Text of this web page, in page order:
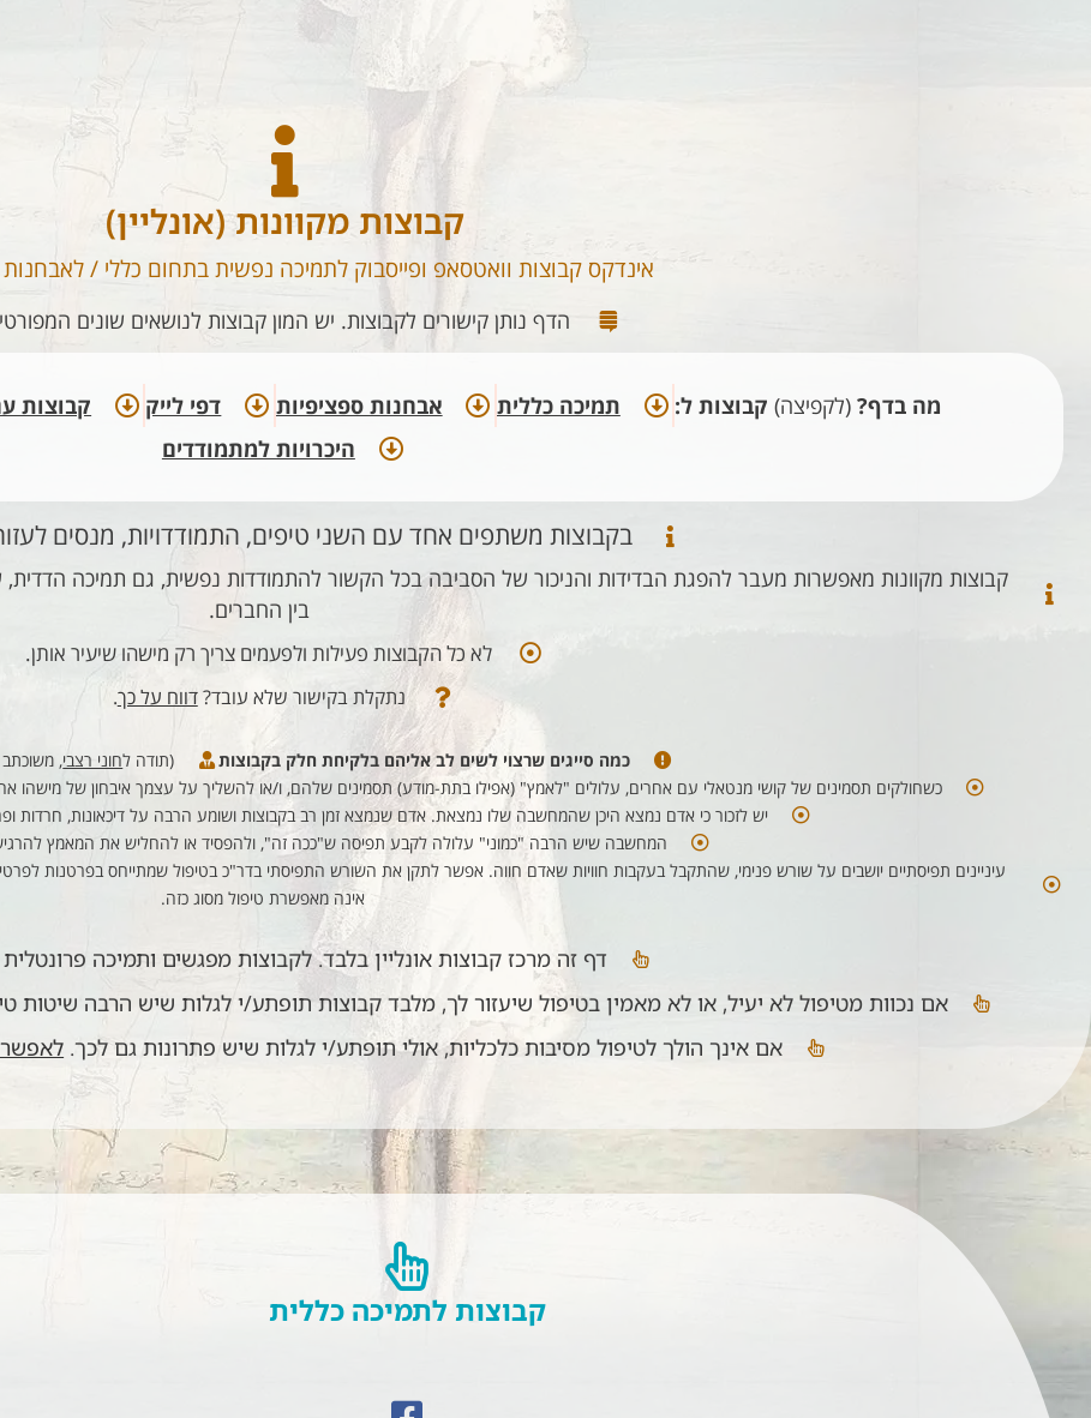
קבוצות מקוונות (אונליין)
אינדקס קבוצות וואטסאפ ופייסבוק לתמיכה נפשית בתחום כללי / לאבחנות
הדף נותן קישורים לקבוצות. יש המון קבוצות לנושאים שונים
מה בדף?(לקפיצה) קבוצות ל: תמיכה כללית​ אבחנות ספציפיות דפי לייק קבוצות
היכרויות למתמודדים​
בקבוצות משתפים אחד עם השני טיפים, התמודדויות, מנסים
קבוצות מקוונות מאפשרות מעבר להפגת הבדידות והניכור של הסביבה בכל הקשור להתמודדות נפשית, גם תמיכה הדדית,
בין החברים.​
לא כל הקבוצות פעילות ולפעמים צריך רק מישהו שיעיר אותן.
נתקלת בקישור שלא עובד?דווח על כך​.
כמה סייגים שרצוי לשים לב אליהם בלקיחת חלק בקבוצות (תודה לחוני רצבי,
כשחולקים תסמינים של קושי מנטאלי עם אחרים, עלולים "לאמץ" (אפילו בתת-מודע) תסמינים שלהם, ו/או להשליך על עצמך איבחון של מישהו
יש לזכור כי אדם נמצא היכן שהמחשבה שלו נמצאת. אדם שנמצא זמן רב בקבוצות ושומע הרבה על דיכאונות, חרדות
המחשבה שיש הרבה "כמוני" עלולה לקבע תפיסה ש"ככה זה", ולהפסיד או להחליש את המאמץ להרגיש
עיניינים תפיסתיים יושבים על שורש פנימי, שהתקבל בעקבות חוויות שאדם חווה. אפשר לתקן את השורש התפיסתי בדר"כ בטיפול שמתייחס בפרטנות
אינה מאפשרת טיפול מסוג כזה.
דף זה מרכז קבוצות אונליין בלבד. לקבוצות מפגשים ותמיכה
אם נכוות מטיפול לא יעיל, או לא מאמין בטיפול שיעזור לך, מלבד קבוצות תופתע/י לגלות שיש הרבה שיטות
אם אינך הולך לטיפול מסיבות כלכליות, אולי תופתע/י לגלות שיש פתרונות גם לכך.
קבוצות לתמיכה כללית